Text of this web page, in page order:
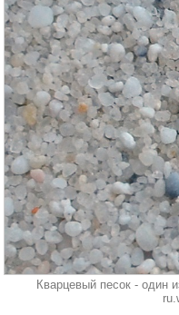
Кварцевый песок - один